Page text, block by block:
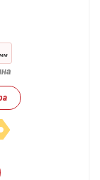
мм